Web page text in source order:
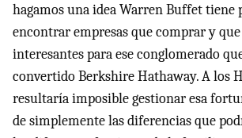
hagamos una idea Warren Buffet tiene
encontrar empresas que comprar y que
interesantes para ese conglomerado
convertido Berkshire Hathaway. A los
resultaría imposible gestionar esa
de simplemente las diferencias que